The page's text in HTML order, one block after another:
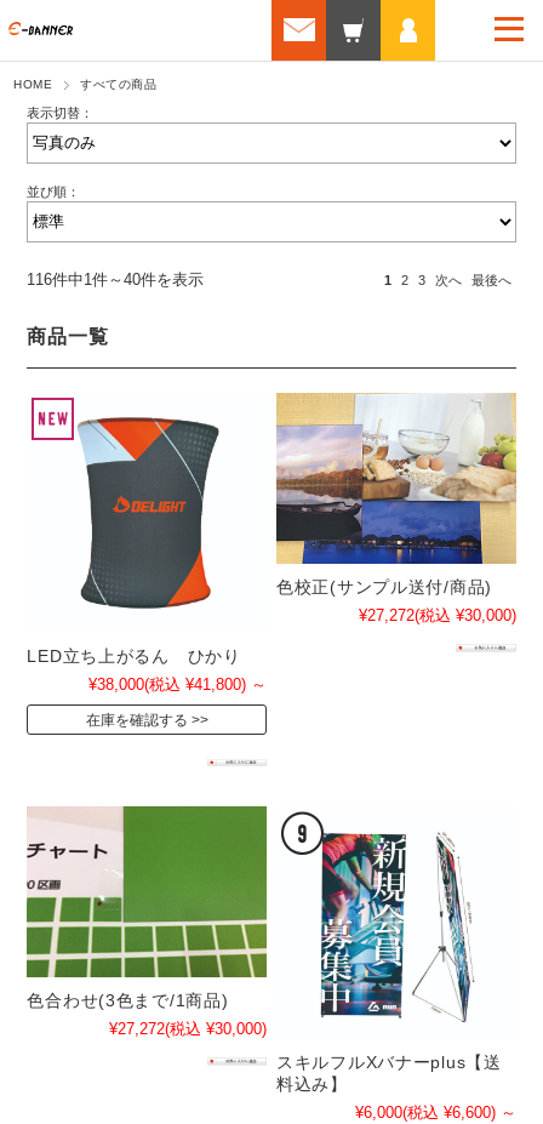
HOME すべての商品
表示切替：
並び順：
116件中1件～40件を表示 1 2 3 次へ 最後へ
商品一覧
LED立ち上がるん ひかり
¥38,000(税込 ¥41,800) ～
在庫を確認する
色校正(サンプル送付/商品)
¥27,272(税込 ¥30,000)
色合わせ(3色まで/1商品)
¥27,272(税込 ¥30,000)
スキルフルXバナーplus【送
料込み】
¥6,000(税込 ¥6,600) ～